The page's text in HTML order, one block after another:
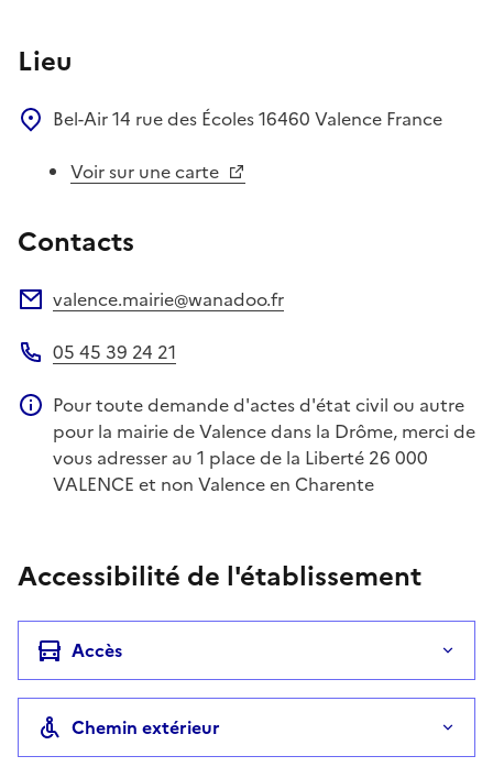
Lieu
Bel-Air14 rue des Écoles16460 Valence France
Voir sur une carte
Contacts
valence.mairie@wanadoo.fr
05 45 39 24 21
Information complémentaire
Pour toute demande d'actes d'état civil ou autre
pour la mairie de Valence dans la Drôme, merci de
vous adresser au 1 place de la Liberté 26 000
VALENCE et non Valence en Charente
Accessibilité de l'établissement
Accès
Chemin extérieur